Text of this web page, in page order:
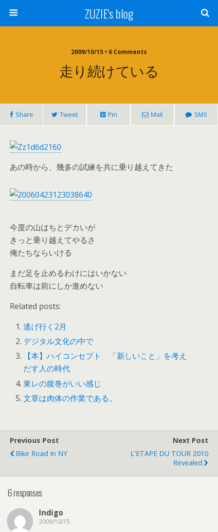
ZUZIE's blog
2009/10/15 • 6 Comments
走り続けている
Share Tweet Pin Mail SMS
あの時から、幾多の試練を共に乗り越えてきた
今度の山はちとデカいが
きっと乗り越えてやるさ
俺たちならいける
まだ足を止めるわけにはいかない
自転車は前にしか進めない
Related posts:
逃げ行く2月
デジタル文化の中で
【本】ハイコンセプト 「新しいこと」を考え
だす人の時代
東レの腹巻がいい感じ
文章は肉体の作業である。
Previous Post
Bike Road In NY
Next Post
L'ETAPE DU TOUR 2010
Revealed
6 responses
Indigo
2009/10/15